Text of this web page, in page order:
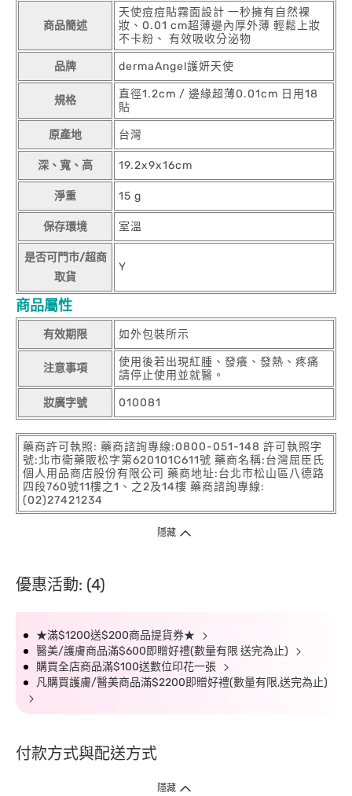
商品簡述
天使痘痘貼霧面設計 一秒擁有自然裸
妝、0.01 cm超薄邊內厚外薄 輕鬆上妝
不卡粉、 有效吸收分泌物
品牌 dermaAngel護妍天使
規格
直徑1.2cm / 邊緣超薄0.01cm 日用18
貼
原產地 台灣
深、寬、高 19.2x9x16cm
淨重 15 g
保存環境 室溫
是否可門市/超商
取貨
Y
商品屬性
有效期限 如外包裝所示
注意事項
使用後若出現紅腫、發癢、發熱、疼痛
請停止使用並就醫。
妝廣字號 010081
藥商許可執照: 藥商諮詢專線:0800-051-148 許可執照字
號:北市衛藥販松字第620101C611號 藥商名稱:台灣屈臣氏
個人用品商店股份有限公司 藥商地址:台北市松山區八德路
四段760號11樓之1、之2及14樓 藥商諮詢專線:
(02)27421234
隱藏
優惠活動: (4)
★滿$1200送$200商品提貨券★
醫美/護膚商品滿$600即贈好禮(數量有限 送完為止)
購買全店商品滿$100送數位印花一張
凡購買護膚/醫美商品滿$2200即贈好禮(數量有限,送完為止)
付款方式與配送方式
隱藏